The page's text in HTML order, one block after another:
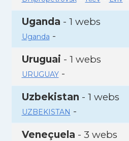
Uganda - 1 webs
Uganda -
Uruguai - 1 webs
URUGUAY-
Uzbekistan - 1 webs
UZBEKISTAN -
Veneçuela - 3 webs